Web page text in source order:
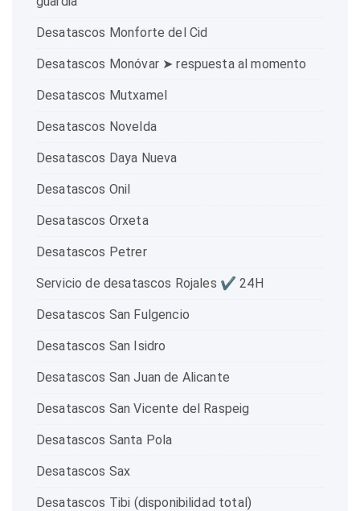
Desatascos Monforte del Cid
Desatascos Monóvar ➤ respuesta al momento
Desatascos Mutxamel
Desatascos Novelda
Desatascos Daya Nueva
Desatascos Onil
Desatascos Orxeta
Desatascos Petrer
Servicio de desatascos Rojales ✔️ 24H
Desatascos San Fulgencio
Desatascos San Isidro
Desatascos San Juan de Alicante
Desatascos San Vicente del Raspeig
Desatascos Santa Pola
Desatascos Sax
Desatascos Tibi (disponibilidad total)